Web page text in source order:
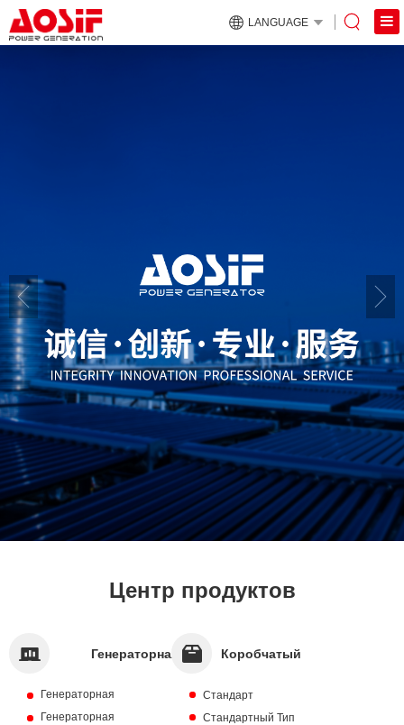
LANGUAGE
Центр продуктов
Стандарт
Стандартный Тип
Генераторная
Установка Серии
Генераторная
Коробчатый
Генератор
Генераторная
Установка Открытого